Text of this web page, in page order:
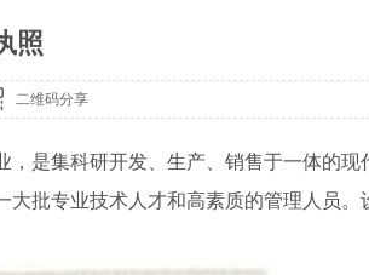
照
二维码分享
是集科研开发、生产、销售于一体的现
批专业技术人才和高素质的管理人员。